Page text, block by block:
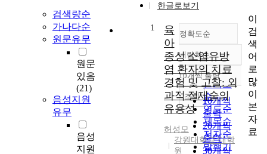
검색량순
가나다순
원문유무
원문
있음
(21)
음성지원
유무
음성
지원
한글로보기
정확도순
정확도
순
인기도
순
연도순
제목순
저자순
발행기
내림차순
내림차순
10개씩 출력
10개씩
출력
20개씩
출력
30개씩
조회
1
육
아
종성 소엽유방
염 환자의 치료
경험 및 고찰: 외
과적 절제술의
유용성
허성모
강원대학교 대학
원
이
검
색
어
로
많
이
본
자
료